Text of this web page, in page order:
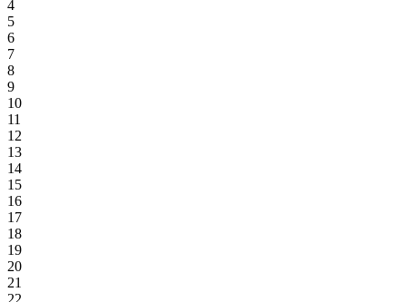
4
5
6
7
8
9
10
11
12
13
14
15
16
17
18
19
20
21
22